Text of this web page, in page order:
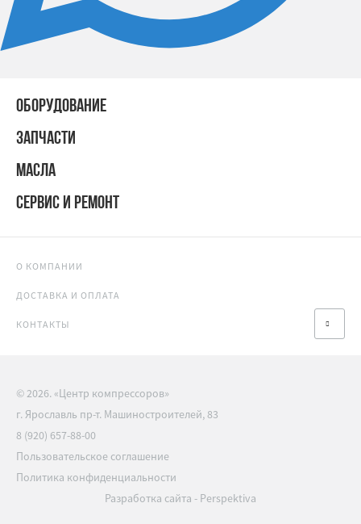
ОБОРУДОВАНИЕ
ЗАПЧАСТИ
МАСЛА
СЕРВИС И РЕМОНТ
О КОМПАНИИ
ДОСТАВКА И ОПЛАТА
КОНТАКТЫ
© 2026. «Центр компрессоров»
г. Ярославль пр-т. Машиностроителей, 83
8 (920) 657-88-00
Пользовательское соглашение
Политика конфиденциальности
Разработка сайта - Perspektiva